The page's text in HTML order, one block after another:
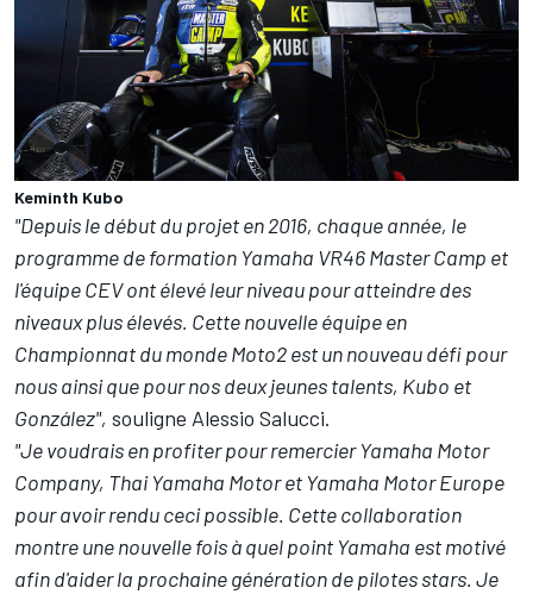
Keminth Kubo
"Depuis le début du projet en 2016, chaque année, le
programme de formation Yamaha VR46 Master Camp et
l'équipe CEV ont élevé leur niveau pour atteindre des
niveaux plus élevés. Cette nouvelle équipe en
Championnat du monde Moto2 est un nouveau défi pour
nous ainsi que pour nos deux jeunes talents, Kubo et
González", souligne Alessio Salucci.
"Je voudrais en profiter pour remercier Yamaha Motor
Company, Thai Yamaha Motor et Yamaha Motor Europe
pour avoir rendu ceci possible. Cette collaboration
montre une nouvelle fois à quel point Yamaha est motivé
afin d'aider la prochaine génération de pilotes stars. Je